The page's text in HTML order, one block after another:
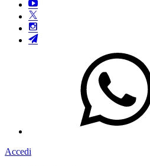
Accedi